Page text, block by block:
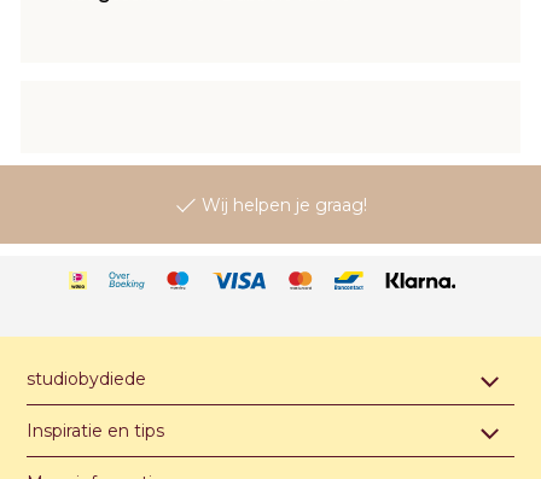
Wij helpen je graag!
studiobydiede
Contact & afspraak maken
Over studiobydiede
Inspiratie en tips